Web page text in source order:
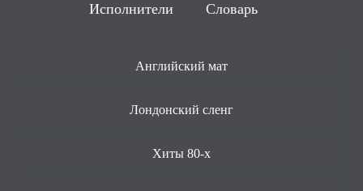
Исполнители Словарь
Английский мат
Лондонский сленг
Хиты 80-х